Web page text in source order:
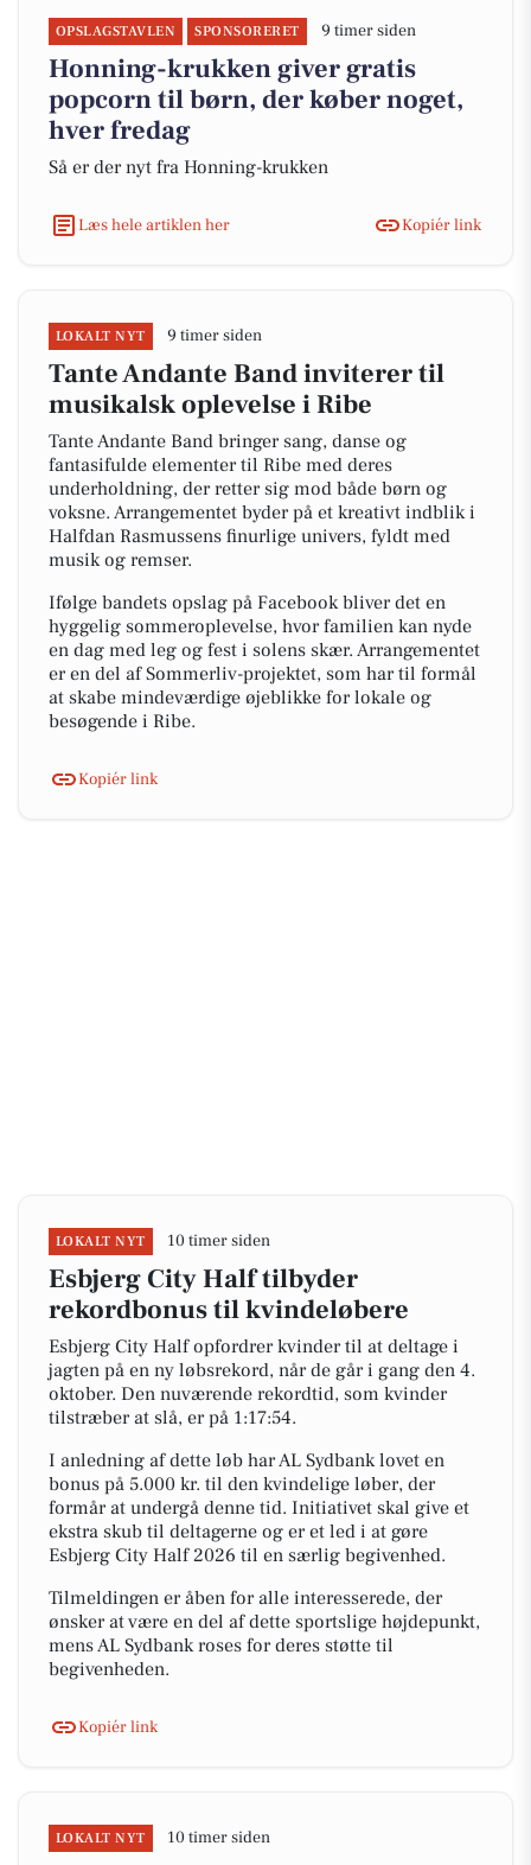
OPSLAGSTAVLEN SPONSORERET 9 timer siden
Honning-krukken giver gratis
popcorn til børn, der køber noget,
hver fredag
Så er der nyt fra Honning-krukken
Læs hele artiklen her Kopiér link
LOKALT NYT 9 timer siden
Tante Andante Band inviterer til
musikalsk oplevelse i Ribe
Tante Andante Band bringer sang, danse og
fantasifulde elementer til Ribe med deres
underholdning, der retter sig mod både børn og
voksne. Arrangementet byder på et kreativt indblik i
Halfdan Rasmussens finurlige univers, fyldt med
musik og remser.
Ifølge bandets opslag på Facebook bliver det en
hyggelig sommeroplevelse, hvor familien kan nyde
en dag med leg og fest i solens skær. Arrangementet
er en del af Sommerliv-projektet, som har til formål
at skabe mindeværdige øjeblikke for lokale og
besøgende i Ribe.
Kopiér link
LOKALT NYT 10 timer siden
Esbjerg City Half tilbyder
rekordbonus til kvindeløbere
Esbjerg City Half opfordrer kvinder til at deltage i
jagten på en ny løbsrekord, når de går i gang den 4.
oktober. Den nuværende rekordtid, som kvinder
tilstræber at slå, er på 1:17:54.
I anledning af dette løb har AL Sydbank lovet en
bonus på 5.000 kr. til den kvindelige løber, der
formår at undergå denne tid. Initiativet skal give et
ekstra skub til deltagerne og er et led i at gøre
Esbjerg City Half 2026 til en særlig begivenhed.
Tilmeldingen er åben for alle interesserede, der
ønsker at være en del af dette sportslige højdepunkt,
mens AL Sydbank roses for deres støtte til
begivenheden.
Kopiér link
LOKALT NYT 10 timer siden